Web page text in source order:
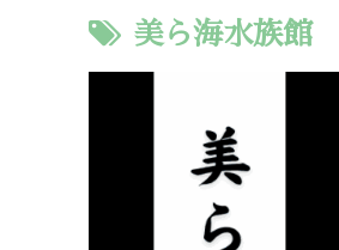
美ら海水族館